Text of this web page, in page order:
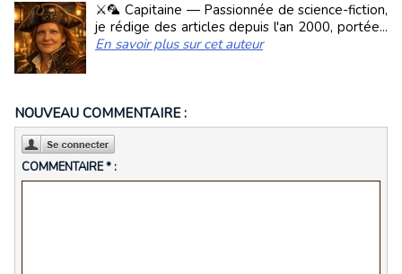
⚔️🦜 Capitaine — Passionnée de science-fiction,
je rédige des articles depuis l'an 2000, portée...
En savoir plus sur cet auteur
NOUVEAU COMMENTAIRE :
COMMENTAIRE * :